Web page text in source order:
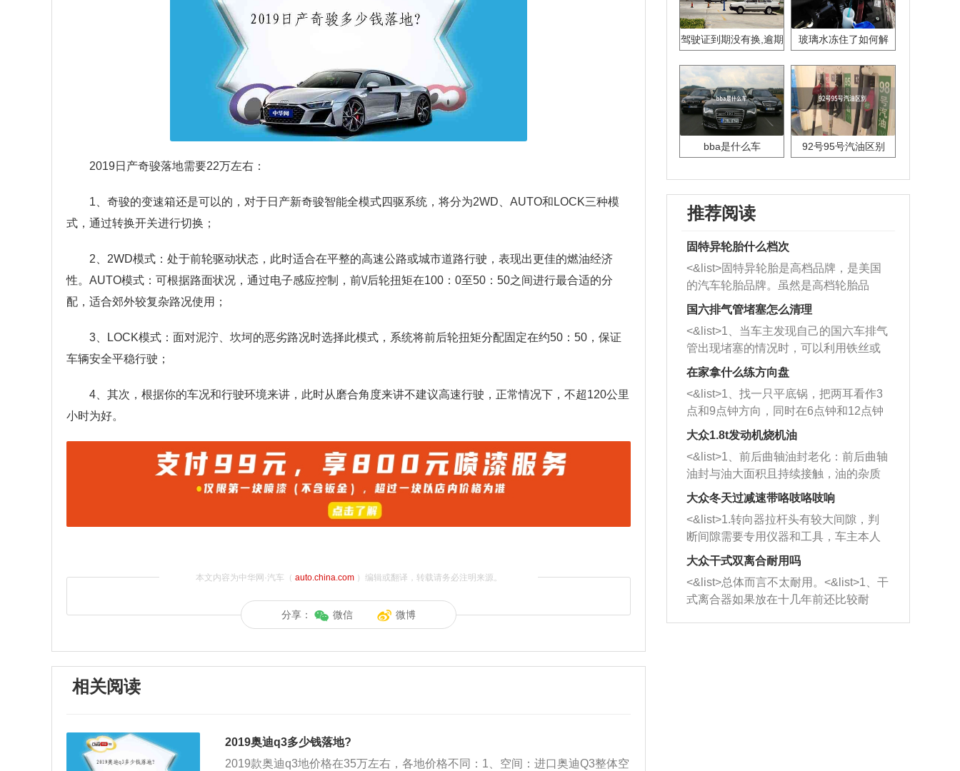
2019日产奇骏落地需要22万左右：
1、奇骏的变速箱还是可以的，对于日产新奇骏智能全模式四驱系统，将分为2WD、AUTO和LOCK三种模
式，通过转换开关进行切换；
2、2WD模式：处于前轮驱动状态，此时适合在平整的高速公路或城市道路行驶，表现出更佳的燃油经济
性。AUTO模式：可根据路面状况，通过电子感应控制，前\/后轮扭矩在100：0至50：50之间进行最合适的分
配，适合郊外较复杂路况使用；
3、LOCK模式：面对泥泞、坎坷的恶劣路况时选择此模式，系统将前后轮扭矩分配固定在约50：50，保证
车辆安全平稳行驶；
4、其次，根据你的车况和行驶环境来讲，此时从磨合角度来讲不建议高速行驶，正常情况下，不超120公里
小时为好。
本文内容为中华网·汽车（ auto.china.com）编辑或翻译，转载请务必注明来源。
分享： 微信 微博
相关阅读
2019奥迪q3多少钱落地?
2019款奥迪q3地价格在35万左右，各地价格不同：1、空间：进口奥迪Q3整体空
驾驶证到期没有换,逾期
玻璃水冻住了如何解
bba是什么车 92号95号汽油区别
推荐阅读
固特异轮胎什么档次
<&list>固特异轮胎是高档品牌，是美国
的汽车轮胎品牌。虽然是高档轮胎品
牌，但是中高低端的轮胎都有生产，这
也是为了更好的开拓市场。
国六排气管堵塞怎么清理
<&list>1、当车主发现自己的国六车排气
管出现堵塞的情况时，可以利用铁丝或
者是细棍，直接将杂物给取出来，如果
堵塞情况比较严重，也可以采取应急措
施。 <&list>2、直接利用木棍将所有的
杂物推到排气管里面的位置处，然后将
三元催化器拆解开，就可以将堵塞的东
西取出来。但如果是因为积碳过多引起
的堵塞，就需要将三元催化器泡在草酸
洗剂对堵塞的情况得到解决，将清洗剂
放在燃油箱中，与燃油混合后，车辆启
动时，就可以和汽油一起进入到燃烧
室，最后形成废气排出，就可以让三元
催化器得到清洗，排气管堵塞的情况就
能够得到解决。
在家拿什么练方向盘
<&list>1、找一只平底锅，把两耳看作3
点和9点钟方向，同时在6点钟和12点钟
方向做一个标记。 <&list>2、双手握住
一圈半的练习，往右同样也要打相同的
圈数。 <&list>3、最后强调要反复练
习，这样就可以形成肌肉记忆，在真实
驾驶车辆时，不需要记忆也能打好方
向。
大众1.8t发动机烧机油
<&list>1、前后曲轴油封老化：前后曲轴
油封与油大面积且持续接触，油的杂质
和发动机内持续温度变化使其密封效果
逐渐减弱，导致渗油或漏油。<&list>2、
活塞间隙过大：积碳会使活塞环与缸体
的间隙扩大，导致机油流入燃烧室中，
造成烧机油。<&list>3、机油粘度。使用
机油粘度过小的话，同样会有烧机油现
象，机油粘度过小具有很好的流动性，
大众冬天过减速带咯吱咯吱响
<&list>1.转向器拉杆头有较大间隙，判
断间隙需要专用仪器和工具，车主本人
无法制作，需要将车辆送到修理厂或4s
店；<&list>2.车辆半轴套管防尘罩破
裂，破裂后会出现漏油现象，使半轴磨
损严重，磨损的半轴容易损坏，产生异
响；<&list>3.稳定器的转向胶套和球头
大众干式双离合耐用吗
<&list>总体而言不太耐用。<&list>1、干
式离合器如果放在十几年前还比较耐